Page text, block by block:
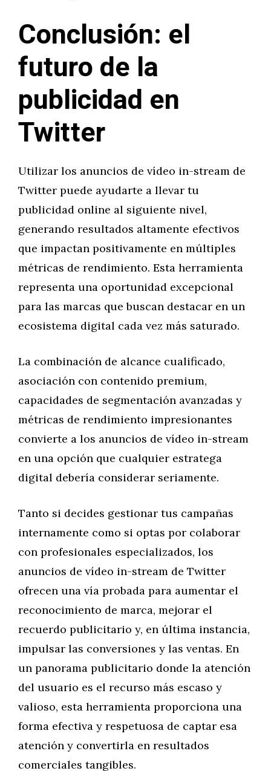
Conclusión: el
futuro de la
publicidad en
Twitter
Utilizar los anuncios de vídeo in-stream de
Twitter puede ayudarte a llevar tu
publicidad online al siguiente nivel,
generando resultados altamente efectivos
que impactan positivamente en múltiples
métricas de rendimiento. Esta herramienta
representa una oportunidad excepcional
para las marcas que buscan destacar en un
ecosistema digital cada vez más saturado.
La combinación de alcance cualificado,
asociación con contenido premium,
capacidades de segmentación avanzadas y
métricas de rendimiento impresionantes
convierte a los anuncios de vídeo in-stream
en una opción que cualquier estratega
digital debería considerar seriamente.
Tanto si decides gestionar tus campañas
internamente como si optas por colaborar
con profesionales especializados, los
anuncios de vídeo in-stream de Twitter
ofrecen una vía probada para aumentar el
reconocimiento de marca, mejorar el
recuerdo publicitario y, en última instancia,
impulsar las conversiones y las ventas. En
un panorama publicitario donde la atención
del usuario es el recurso más escaso y
valioso, esta herramienta proporciona una
forma efectiva y respetuosa de captar esa
atención y convertirla en resultados
comerciales tangibles.